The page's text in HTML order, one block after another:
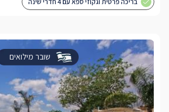
שובר מילואים